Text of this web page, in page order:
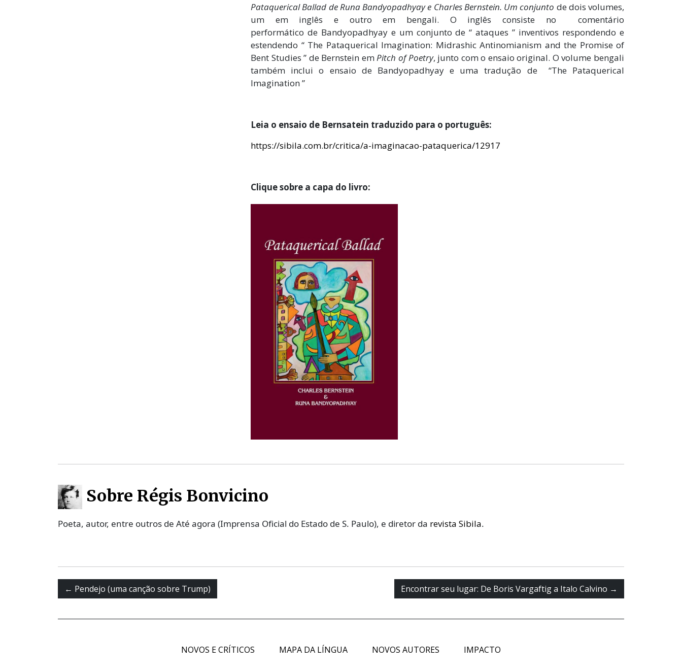
Pataquerical Ballad de Runa Bandyopadhyay e Charles Bernstein. Um conjunto de dois volumes,
um em inglês e outro em bengali. O inglês consiste no comentário
performático de Bandyopadhyay e um conjunto de “ ataques ” inventivos respondendo e
estendendo “ The Pataquerical Imagination: Midrashic Antinomianism and the Promise of
Bent Studies ” de Bernstein emPitch of Poetry, junto com o ensaio original. O volume bengali
também inclui o ensaio de Bandyopadhyay e uma tradução de “The Pataquerical
Imagination ”
Leia o ensaio de Bernsatein traduzido para o português:
https://sibila.com.br/critica/a-imaginacao-pataquerica/12917
Clique sobre a capa do livro:
Sobre Régis Bonvicino
Poeta, autor, entre outros de Até agora (Imprensa Oficial do Estado de S. Paulo), e diretor da revista Sibila.
← Pendejo (uma canção sobre Trump) Encontrar seu lugar: De Boris Vargaftig a Italo Calvino →
NOVOS E CRÍTICOS MAPA DA LÍNGUA NOVOS AUTORES IMPACTO